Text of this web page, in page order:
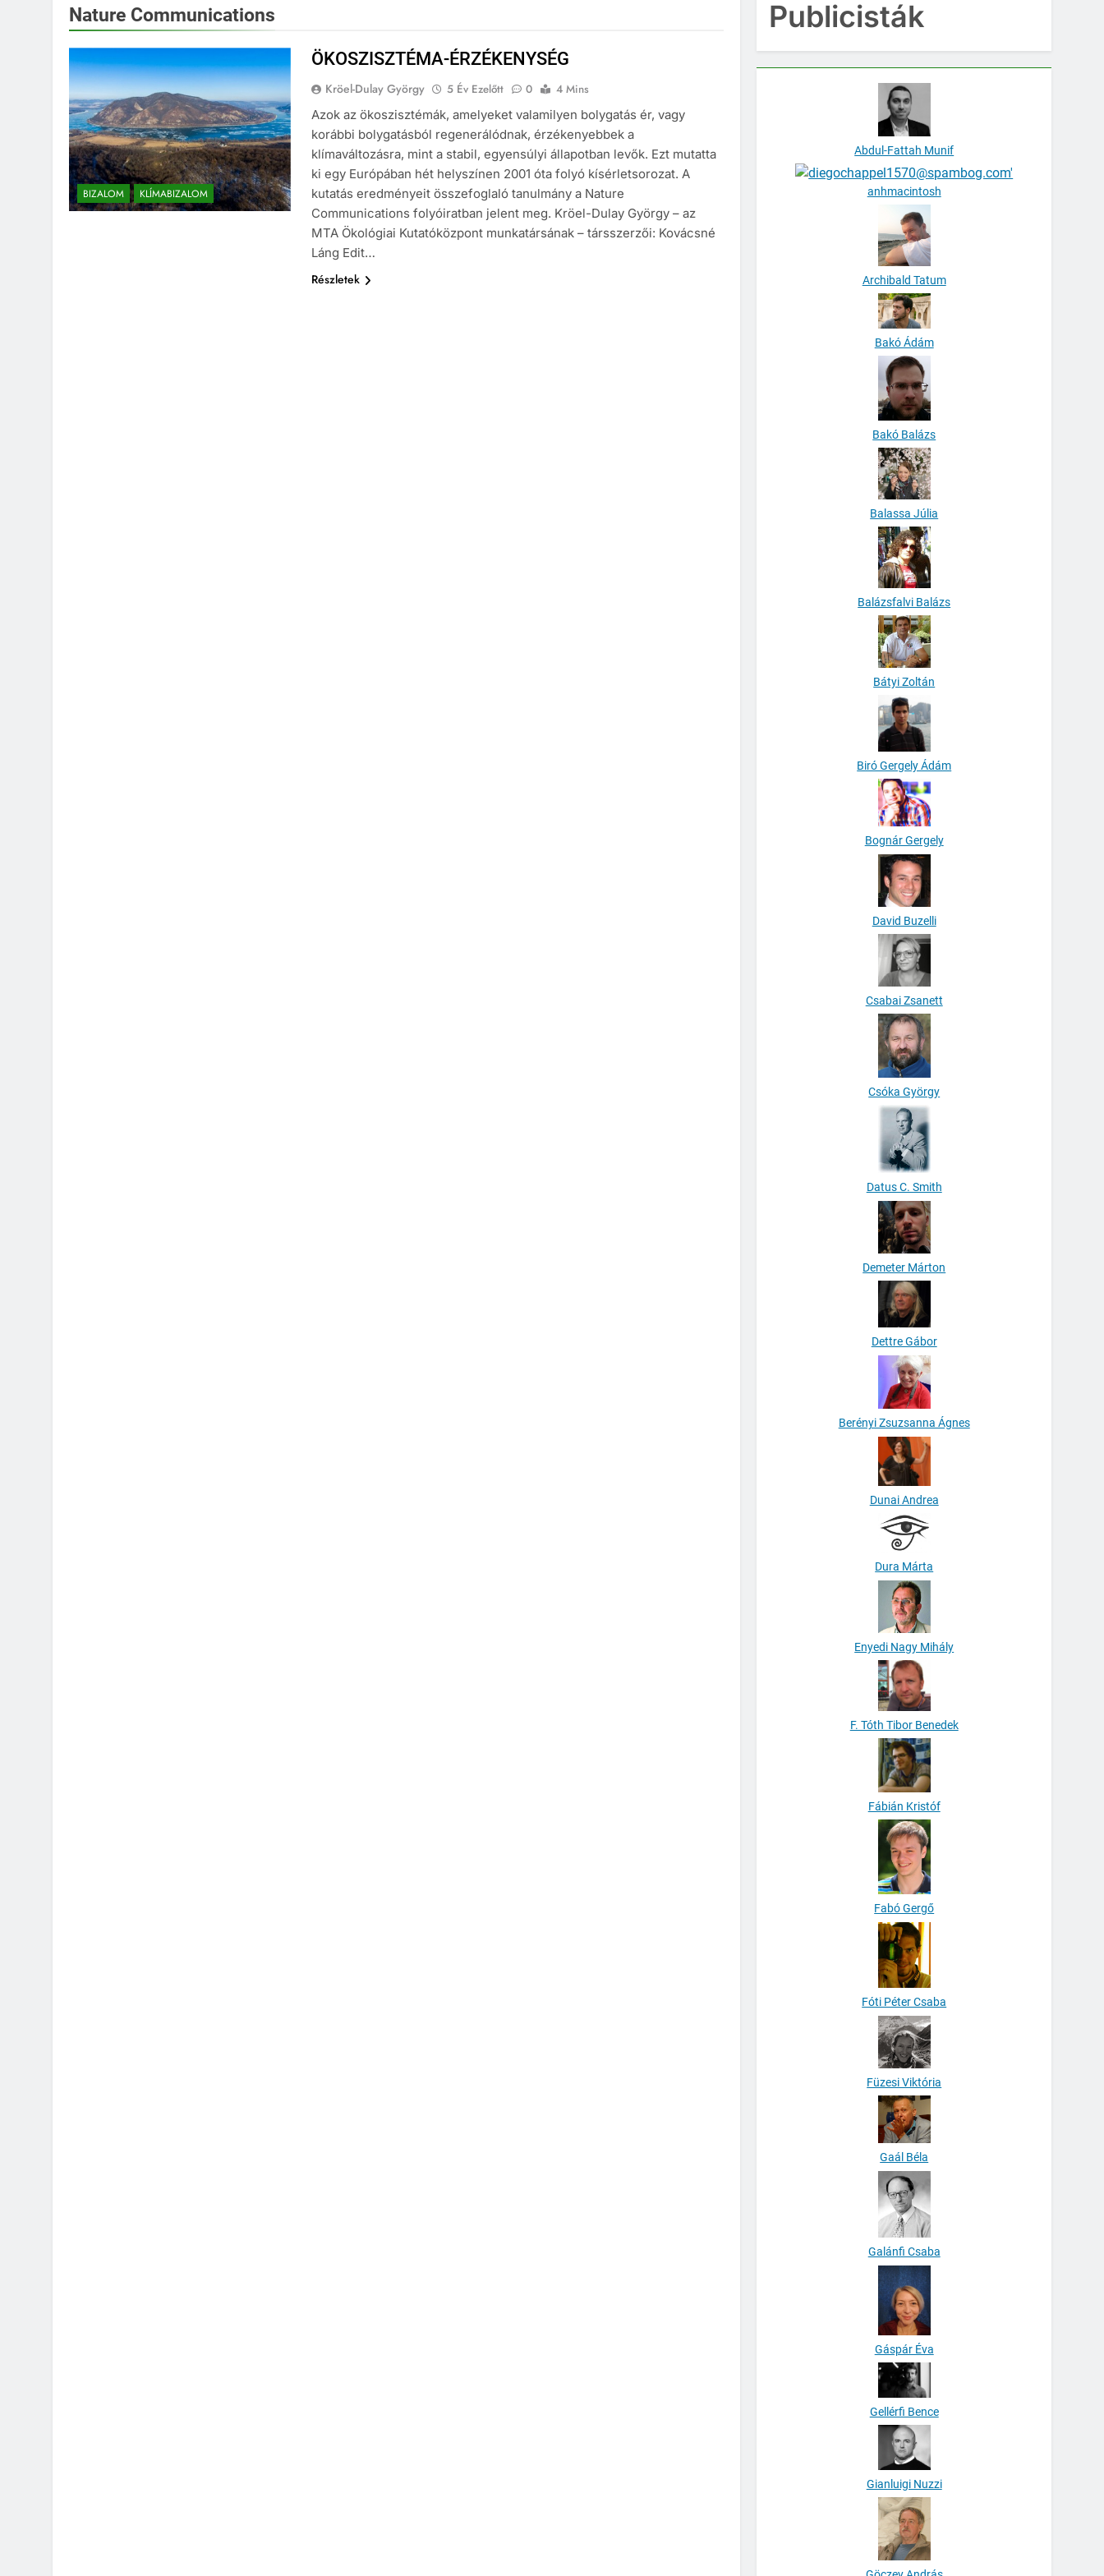
Nature Communications
BIZALOM KLÍMABIZALOM
ÖKOSZISZTÉMA-ÉRZÉKENYSÉG
Kröel-Dulay György 5 Év Ezelőtt 0
4 Mins
Azok az ökoszisztémák, amelyeket valamilyen bolygatás ér, vagy
korábbi bolygatásból regenerálódnak, érzékenyebbek a
klímaváltozásra, mint a stabil, egyensúlyi állapotban levők. Ezt mutatta
ki egy Európában hét helyszínen 2001 óta folyó kísérletsorozat. A
kutatás eredményeit összefoglaló tanulmány a Nature
Communications folyóiratban jelent meg. Kröel-Dulay György – az
MTA Ökológiai Kutatóközpont munkatársának – társszerzői: Kovácsné
Láng Edit…
Részletek
Publicisták
Abdul-Fattah Munif
anhmacintosh
Archibald Tatum
Bakó Ádám
Bakó Balázs
Balassa Júlia
Balázsfalvi Balázs
Bátyi Zoltán
Biró Gergely Ádám
Bognár Gergely
David Buzelli
Csabai Zsanett
Csóka György
Datus C. Smith
Demeter Márton
Dettre Gábor
Berényi Zsuzsanna Ágnes
Dunai Andrea
Dura Márta
Enyedi Nagy Mihály
F. Tóth Tibor Benedek
Fábián Kristóf
Fabó Gergő
Fóti Péter Csaba
Füzesi Viktória
Gaál Béla
Galánfi Csaba
Gáspár Éva
Gellérfi Bence
Gianluigi Nuzzi